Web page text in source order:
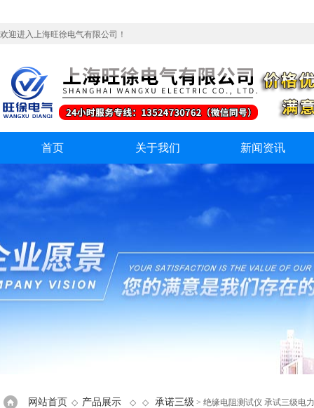
欢迎进入上海旺徐电气有限公司！
首页 关于我们 新闻资讯
网站首页 ◇ 产品展示 ◇ ◇ 承诺三级 > 绝缘电阻测试仪 承试三级电